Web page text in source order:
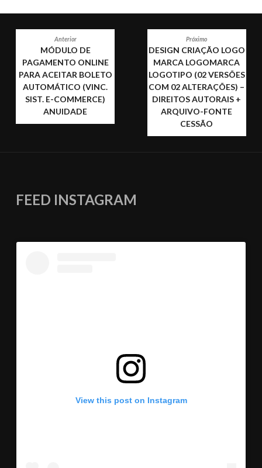
NAVEGAÇÃO
DE
POST
Anterior
MÓDULO DE
PAGAMENTO ONLINE
PARA ACEITAR BOLETO
AUTOMÁTICO (VINC.
SIST. E-COMMERCE)
ANUIDADE
Próximo
DESIGN CRIAÇÃO LOGO
MARCA LOGOMARCA
LOGOTIPO (02 VERSÕES
COM 02 ALTERAÇÕES) –
DIREITOS AUTORAIS +
ARQUIVO-FONTE
CESSÃO
FEED INSTAGRAM
View this post on Instagram